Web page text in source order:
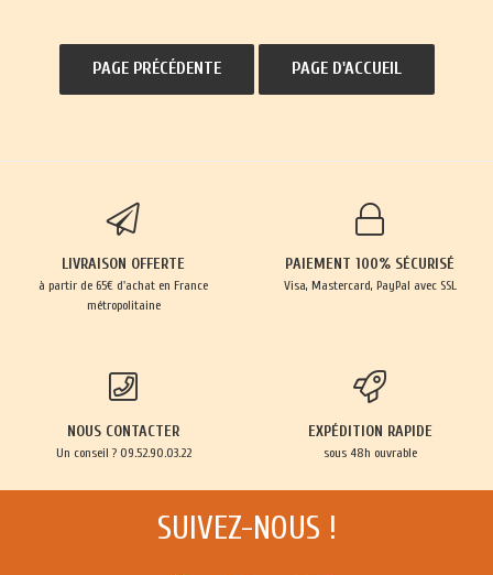
LIVRAISON OFFERTE
à partir de 65€ d'achat en France
métropolitaine
PAIEMENT 100% SÉCURISÉ
Visa, Mastercard, PayPal avec SSL
NOUS CONTACTER
Un conseil ? 09.52.90.03.22
EXPÉDITION RAPIDE
sous 48h ouvrable
SUIVEZ-NOUS !